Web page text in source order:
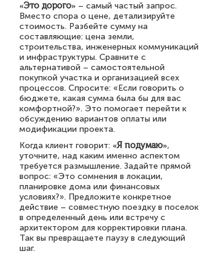
«Это дорого» – самый частый запрос.
Вместо спора о цене, детализируйте
стоимость. Разбейте сумму на
составляющие: цена земли,
строительства, инженерных коммуникаций
и инфраструктуры. Сравните с
альтернативой – самостоятельной
покупкой участка и организацией всех
процессов. Спросите: «Если говорить о
бюджете, какая сумма была бы для вас
комфортной?». Это помогает перейти к
обсуждению вариантов оплаты или
модификации проекта.
Когда клиент говорит: «Я подумаю»,
уточните, над каким именно аспектом
требуется размышление. Задайте прямой
вопрос: «Это сомнения в локации,
планировке дома или финансовых
условиях?». Предложите конкретное
действие – совместную поездку в поселок
в определенный день или встречу с
архитектором для корректировки плана.
Так вы превращаете паузу в следующий
шаг.